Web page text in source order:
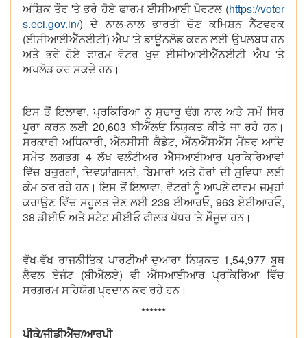
ਅੰਸ਼ਿਕ ਤੌਰ 'ਤੇ ਭਰੇ ਹੋਏ ਫਾਰਮ ਈਸੀਆਈ ਪੋਰਟਲ (https://voter
s.eci.gov.in/) ਦੇ ਨਾਲ-ਨਾਲ ਭਾਰਤੀ ਚੋਣ ਕਮਿਸ਼ਨ ਨੈੱਟਵਰਕ
(ਈਸੀਆਈਐੱਨਈਟੀ) ਐਪ 'ਤੇ ਡਾਊਨਲੋਡ ਕਰਨ ਲਈ ਉਪਲਬਧ ਹਨ
ਅਤੇ ਭਰੇ ਹੋਏ ਫਾਰਮ ਵੋਟਰ ਖੁਦ ਈਸੀਆਈਐੱਨਈਟੀ ਐਪ 'ਤੇ
ਅਪਲੋਡ ਕਰ ਸਕਦੇ ਹਨ।
ਇਸ ਤੋਂ ਇਲਾਵਾ, ਪ੍ਰਕਿਰਿਆ ਨੂੰ ਸੁਚਾਰੂ ਢੰਗ ਨਾਲ ਅਤੇ ਸਮੇਂ ਸਿਰ
ਪੂਰਾ ਕਰਨ ਲਈ 20,603 ਬੀਐੱਲਓ ਨਿਯੁਕਤ ਕੀਤੇ ਜਾ ਰਹੇ ਹਨ।
ਸਰਕਾਰੀ ਅਧਿਕਾਰੀ, ਐੱਨਸੀਸੀ ਕੈਡੇਟ, ਐੱਨਐੱਸਐੱਸ ਮੈਂਬਰ ਆਦਿ
ਸਮੇਤ ਲਗਭਗ 4 ਲੱਖ ਵਲੰਟੀਅਰ ਐੱਸਆਈਆਰ ਪ੍ਰਕਿਰਿਆਵਾਂ
ਵਿੱਚ ਬਜ਼ੁਰਗਾਂ, ਦਿਵਯਾਂਗਜਨਾਂ, ਬਿਮਾਰਾਂ ਅਤੇ ਹੋਰਾਂ ਦੀ ਸੁਵਿਧਾ ਲਈ
ਕੰਮ ਕਰ ਰਹੇ ਹਨ। ਇਸ ਤੋਂ ਇਲਾਵਾ, ਵੋਟਰਾਂ ਨੂੰ ਆਪਣੇ ਫਾਰਮ ਜਮ੍ਹਾਂ
ਕਰਾਉਣ ਵਿੱਚ ਸਹੂਲਤ ਦੇਣ ਲਈ 239 ਈਆਰਓ, 963 ਏਈਆਰਓ,
38 ਡੀਈਓ ਅਤੇ ਸਟੇਟ ਸੀਈਓ ਫੀਲਡ ਪੱਧਰ 'ਤੇ ਮੌਜੂਦ ਹਨ।
ਵੱਖ-ਵੱਖ ਰਾਜਨੀਤਿਕ ਪਾਰਟੀਆਂ ਦੁਆਰਾ ਨਿਯੁਕਤ 1,54,977 ਬੂਥ
ਲੈਵਲ ਏਜੰਟ (ਬੀਐੱਲਏ) ਵੀ ਐੱਸਆਈਆਰ ਪ੍ਰਕਿਰਿਆ ਵਿੱਚ
ਸਰਗਰਮ ਸਹਿਯੋਗ ਪ੍ਰਦਾਨ ਕਰ ਰਹੇ ਹਨ।
******
ਪੀਕੇ/ਜੀਡੀਐੱਚ/ਆਰਪੀ